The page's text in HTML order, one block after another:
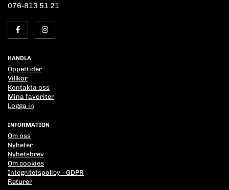
076-813 51 21
HANDLA
Öppettider
Villkor
Kontakta oss
Mina favoriter
Logga in
INFORMATION
Om oss
Nyheter
Nyhetsbrev
Om cookies
Integritetspolicy - GDPR
Returer